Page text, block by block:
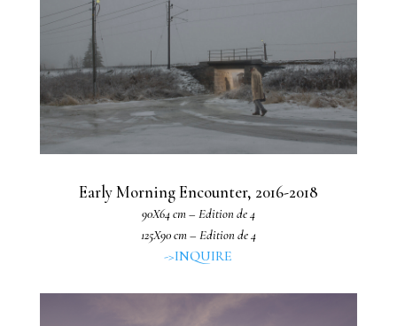
Early Morning Encounter, 2016-2018
90X64 cm – Edition de 4
125X90 cm – Edition de 4
->INQUIRE